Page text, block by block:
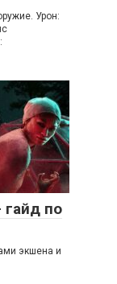
Урон:
по
экшена и